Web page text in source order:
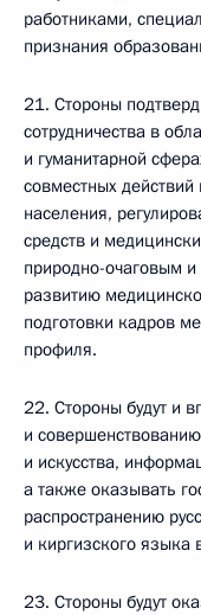
работниками,
признания
21. Стороны
сотрудничества в
и гуманитарной
совместных
населения,
средств и
природно-очаговым
развитию
подготовки кадров
профиля.
22. Стороны будут и
и
и искусства,
а также оказывать
распространению
и киргизского
23. Стороны будут